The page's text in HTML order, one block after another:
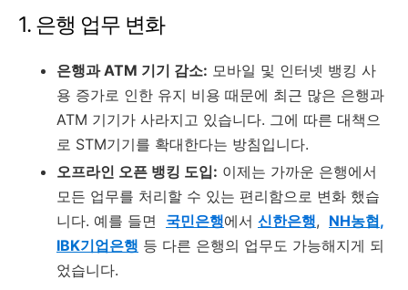
1. 은행 업무 변화
은행과 ATM 기기 감소: 모바일 및 인터넷 뱅킹 사
용 증가로 인한 유지 비용 때문에 최근 많은 은행과
ATM 기기가 사라지고 있습니다. 그에 따른 대책으
로 STM기기를 확대한다는 방침입니다.
오프라인 오픈 뱅킹 도입: 이제는 가까운 은행에서
모든 업무를 처리할 수 있는 편리함으로 변화 했습
니다. 예를 들면 국민은행에서 신한은행, NH농협,
IBK기업은행 등 다른 은행의 업무도 가능해지게 되
었습니다.